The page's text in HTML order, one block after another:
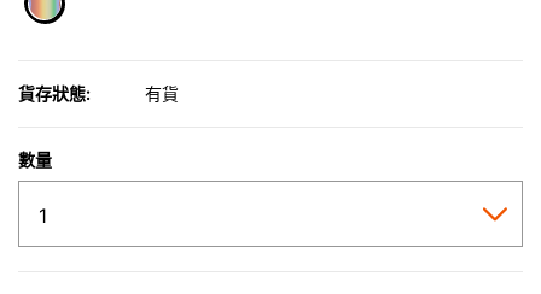
貨存狀態: 有貨
數量